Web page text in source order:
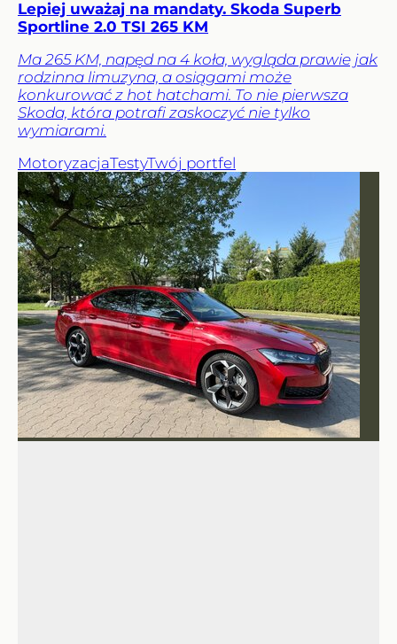
Lepiej uważaj na mandaty. Skoda Superb
Sportline 2.0 TSI 265 KM
Ma 265 KM, napęd na 4 koła, wygląda prawie jak
rodzinna limuzyna, a osiągami może
konkurować z hot hatchami. To nie pierwsza
Skoda, która potrafi zaskoczyć nie tylko
wymiarami.
MotoryzacjaTestyTwój portfel